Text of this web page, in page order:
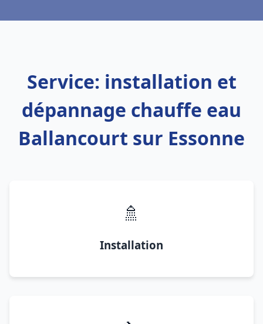
Service: installation et
dépannage chauffe eau
Ballancourt sur Essonne
🚿
Installation